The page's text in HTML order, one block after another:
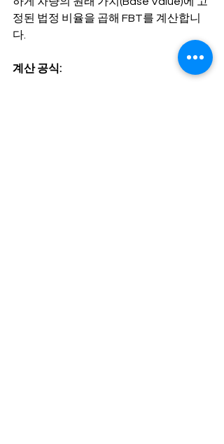
정된 법정 비율을 곱해 FBT를 계산합니
다.
계산 공식: